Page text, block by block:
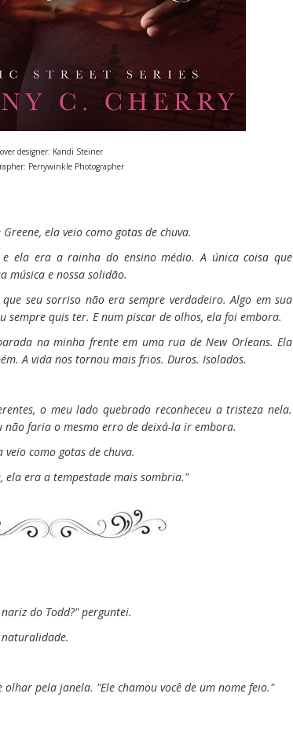
designer: Kandi Steiner
Perrywinkle Photographer
ela veio como gotas de chuva.
ela era a rainha do ensino médio. A única coisa que
música e nossa solidão.
seu sorriso não era sempre verdadeiro. Algo em sua
sempre quis ter. E num piscar de olhos, ela foi embora.
na minha frente em uma rua de New Orleans. Ela
A vida nos tornou mais frios. Duros. Isolados.
o meu lado quebrado reconheceu a tristeza nela.
não faria o mesmo erro de deixá-la ir embora.
veio como gotas de chuva.
ela era a tempestade mais sombria."
do Todd?" perguntei.
olhar pela janela. "Ele chamou você de um nome feio."